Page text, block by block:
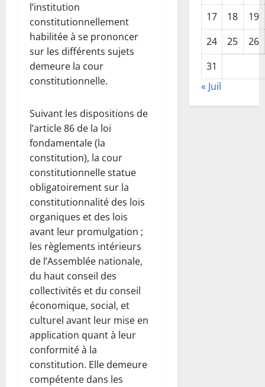
l’institution
constitutionnellement
habilitée à se prononcer
sur les différents sujets
demeure la cour
constitutionnelle.
Suivant les dispositions de
l’article 86 de la loi
fondamentale (la
constitution), la cour
constitutionnelle statue
obligatoirement sur la
constitutionnalité des lois
organiques et des lois
avant leur promulgation ;
les règlements intérieurs
de l’Assemblée nationale,
du haut conseil des
collectivités et du conseil
économique, social, et
culturel avant leur mise en
application quant à leur
conformité à la
constitution. Elle demeure
compétente dans les
17
18
19
24
25
26
31
« Juil